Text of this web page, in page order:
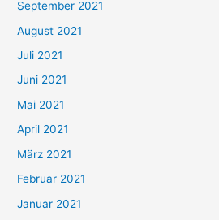
n
n
a
c
h
:
September 2021
August 2021
Juli 2021
Juni 2021
Mai 2021
April 2021
März 2021
Februar 2021
Januar 2021